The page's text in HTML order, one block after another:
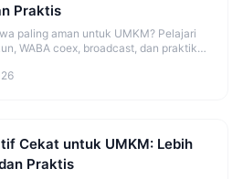
Praktis
paling aman untuk UMKM? Pelajari
WABA coex, broadcast, dan praktik
Cekat untuk UMKM: Lebih
Praktis